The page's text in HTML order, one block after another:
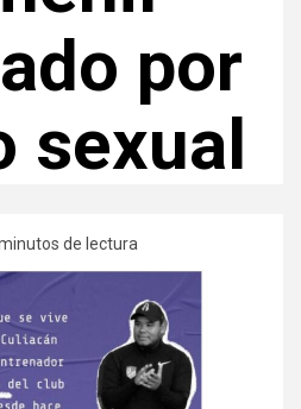
por
sexual
de lectura